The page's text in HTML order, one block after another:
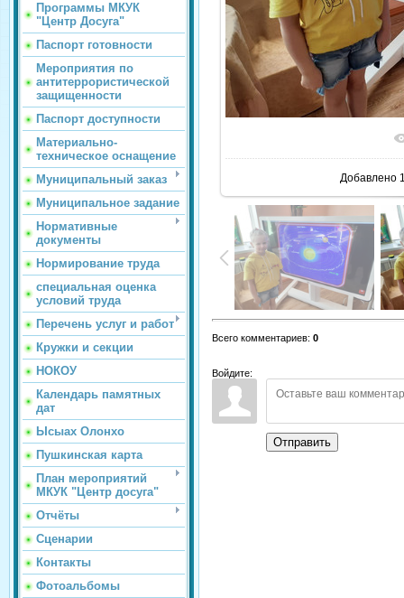
Программы МКУК
"Центр Досуга"
Паспорт готовности
Мероприятия по
антитеррористической
защищенности
Паспорт доступности
Материально-
техническое оснащение
Муниципальный заказ
Муниципальное задание
Нормативные
документы
Нормирование труда
специальная оценка
условий труда
Перечень услуг и работ
Кружки и секции
НОКОУ
Календарь памятных
дат
Ысыах Олонхо
Пушкинская карта
План мероприятий
МКУК "Центр досуга"
Отчёты
Сценарии
Контакты
Фотоальбомы
В
Добавлено
Всего комментариев: 0
Войдите:
Отправить